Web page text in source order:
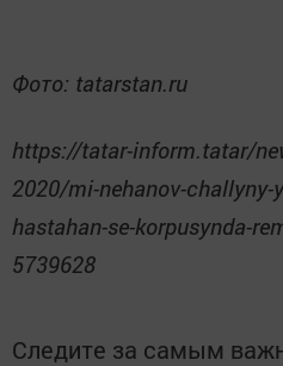
Фото: tatarstan.ru
https://tatar-inform.tatar/
2020/mi-nehanov-challyny-
hastahan-se-korpusynda-
5739628
Следите за самым